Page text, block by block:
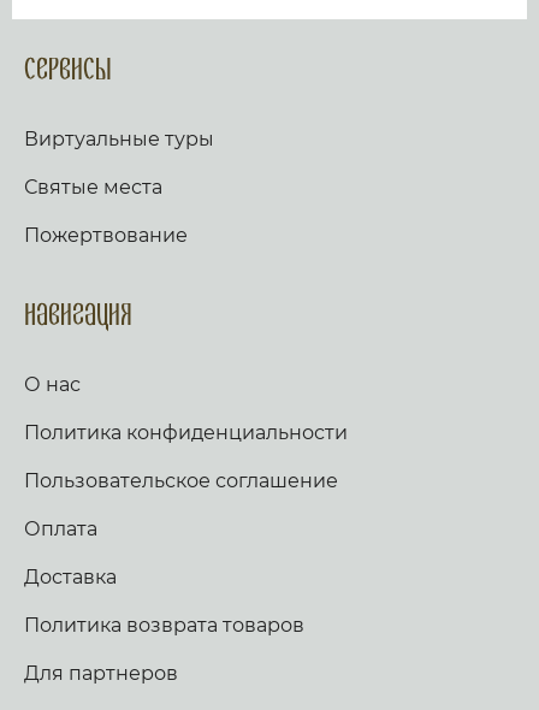
Сервисы
Виртуальные туры
Святые места
Пожертвование
Навигация
О нас
Политика конфиденциальности
Пользовательское соглашение
Оплата
Доставка
Политика возврата товаров
Для партнеров